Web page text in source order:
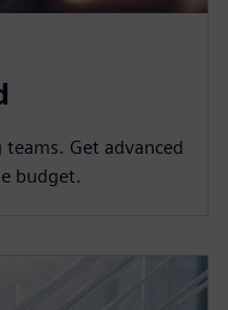
teams. Get advanced
budget.